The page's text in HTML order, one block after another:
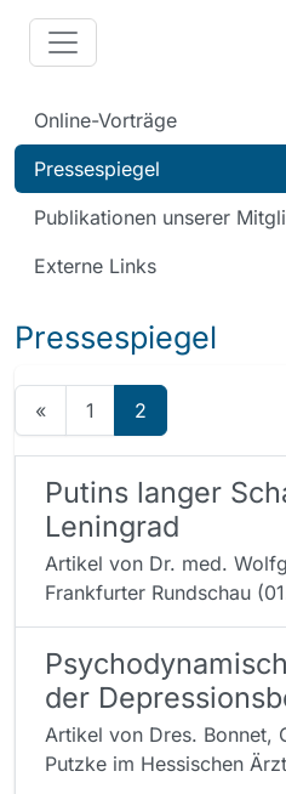
Online-Vorträge
Pressespiegel
Publikationen unserer
Externe Links
Pressespiegel
« 1 2
Putins langer
Leningrad
Artikel von Dr. med.
Frankfurter Rundschau
der
Artikel von Dres. Bonnet,
Putzke im Hessischen